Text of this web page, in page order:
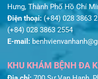
Hưng, Thành Phố Hồ Chí
Điện thoại: (+84) 028 3863
(+84) 028 3863 2554
E-mail:
KHU KHÁM BỆNH ĐA